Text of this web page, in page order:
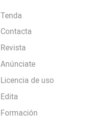
Tenda
Contacta
Revista
Anúnciate
Licencia de uso
Edita
Formación